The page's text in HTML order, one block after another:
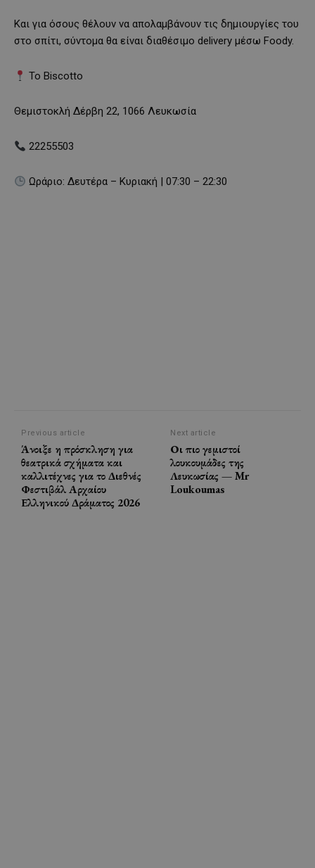
Και για όσους θέλουν να απολαμβάνουν τις δημιουργίες του
στο σπίτι, σύντομα θα είναι διαθέσιμο delivery μέσω Foody.
Το Biscotto
Θεμιστοκλή Δέρβη 22, 1066 Λευκωσία
22255503
Ωράριο: Δευτέρα – Κυριακή | 07:30 – 22:30
Previous article
Άνοιξε η πρόσκληση για
θεατρικά σχήματα και
καλλιτέχνες για το Διεθνές
Φεστιβάλ Αρχαίου
Ελληνικού Δράματος 2026
Next article
Οι πιο γεμιστοί
λουκουμάδες της
Λευκωσίας — Mr
Loukoumas